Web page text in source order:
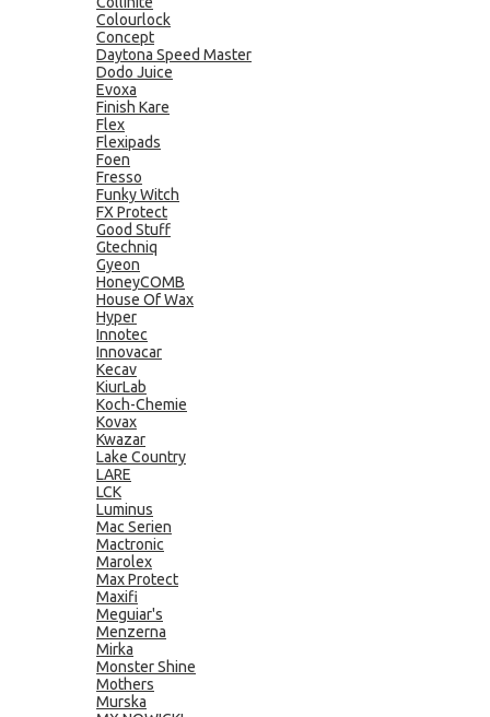
Colourlock
Concept
Daytona Speed Master
Dodo Juice
Evoxa
Finish Kare
Flex
Flexipads
Foen
Fresso
Funky Witch
FX Protect
Good Stuff
Gtechniq
Gyeon
HoneyCOMB
House Of Wax
Hyper
Innotec
Innovacar
Kecav
KiurLab
Koch-Chemie
Kovax
Kwazar
Lake Country
LARE
LCK
Luminus
Mac Serien
Mactronic
Marolex
Max Protect
Maxifi
Meguiar's
Menzerna
Mirka
Monster Shine
Mothers
Murska